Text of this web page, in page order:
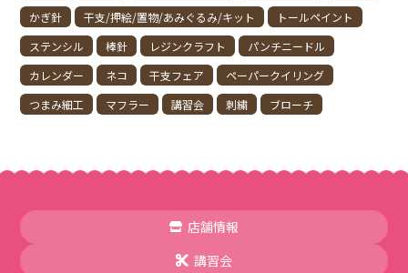
かぎ針
干支/押絵/置物/あみぐるみ/キット
トールペイント
ステンシル
棒針 レジンクラフト
パンチニードル
カレンダー
ネコ 干支フェア
ペーパークイリング
つまみ細工
マフラー 講習会 刺繍 ブローチ
店舗情報
講習会